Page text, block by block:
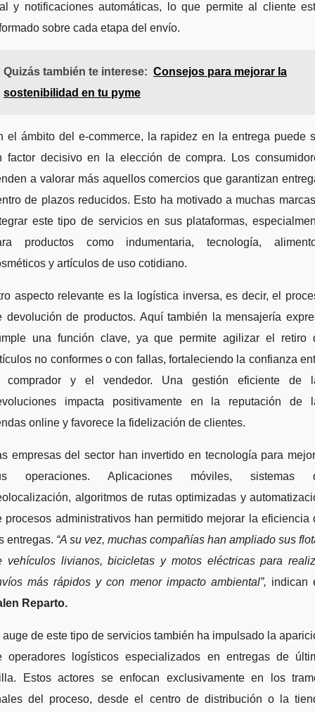
y notificaciones automáticas, lo que permite al cliente
sobre cada etapa del envío.
Quizás también te interese: Consejos para mejorar la
sostenibilidad en tu pyme
el ámbito del e-commerce, la rapidez en la entrega puede
factor decisivo en la elección de compra. Los
a valorar más aquellos comercios que garantizan
de plazos reducidos. Esto ha motivado a muchas
este tipo de servicios en sus plataformas,
productos como indumentaria, tecnología,
y artículos de uso cotidiano.
aspecto relevante es la logística inversa, es decir, el
devolución de productos. Aquí también la mensajería
una función clave, ya que permite agilizar el retiro
no conformes o con fallas, fortaleciendo la confianza
comprador y el vendedor. Una gestión eficiente de
impacta positivamente en la reputación de
online y favorece la fidelización de clientes.
empresas del sector han invertido en tecnología para
operaciones. Aplicaciones móviles, sistemas
algoritmos de rutas optimizadas y
procesos administrativos han permitido mejorar la eficiencia
entregas. “A su vez, muchas compañías han ampliado sus
vehículos livianos, bicicletas y motos eléctricas para
más rápidos y con menor impacto ambiental”, indican
Reparto.
auge de este tipo de servicios también ha impulsado la
operadores logísticos especializados en entregas de
Estos actores se enfocan exclusivamente en los
del proceso, desde el centro de distribución o la